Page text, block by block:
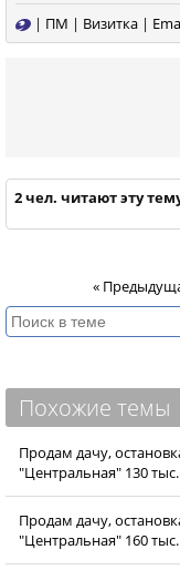
| ПМ | Визитка |
2 чел. читают эту
«
Похожие темы
Продам дачу,
"Центральная" 130 тыс.
Продам дачу,
"Центральная" 160 тыс.